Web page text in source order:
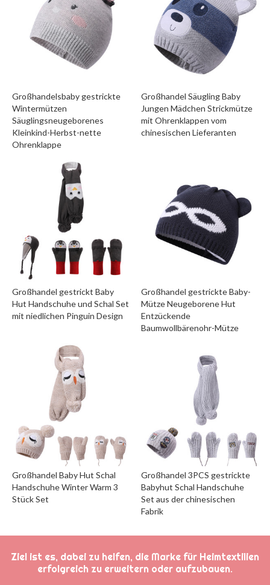
Großhandelsbaby gestrickte
Wintermützen
Säuglingsneugeborenes
Kleinkind-Herbst-nette
Ohrenklappe
Großhandel Säugling Baby
Jungen Mädchen Strickmütze
mit Ohrenklappen vom
chinesischen Lieferanten
Großhandel gestrickt Baby
Hut Handschuhe und Schal Set
mit niedlichen Pinguin Design
Großhandel gestrickte Baby-
Mütze Neugeborene Hut
Entzückende
Baumwollbärenohr-Mütze
Großhandel Baby Hut Schal
Handschuhe Winter Warm 3
Stück Set
Großhandel 3PCS gestrickte
Babyhut Schal Handschuhe
Set aus der chinesischen
Fabrik
Ziel ist es, dabei zu helfen, die Marke für Heimtextilien
erfolgreich zu erweitern oder aufzubauen.